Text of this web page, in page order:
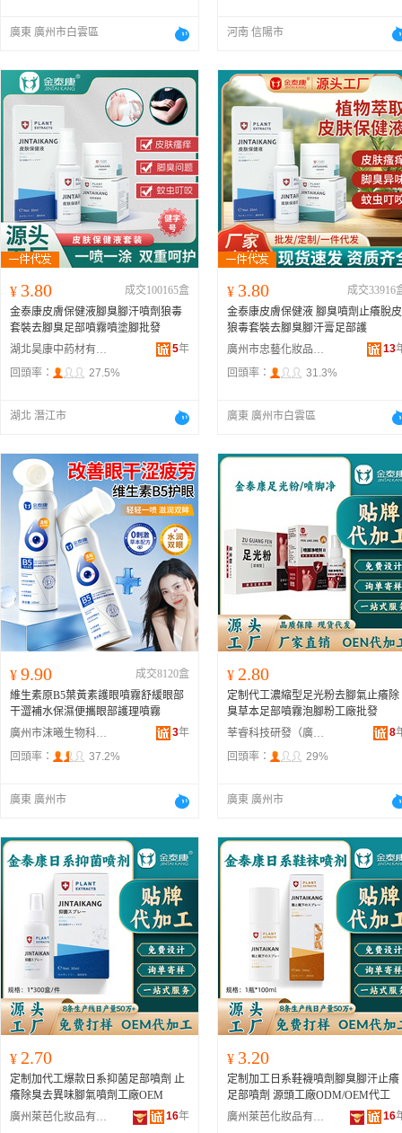
廣東 廣州市白雲區 河南 信陽市
¥ 3.80
成交100165盒
金泰康皮膚保健液腳臭腳汗噴劑狼毒
套裝去腳臭足部噴霧噴塗腳批發
湖北昊康中葯材有限公司
5年
回頭率：
27.5%
湖北 潛江市
¥ 3.80
成交33916
金泰康皮膚保健液 腳臭噴劑止癢脫皮
狼毒套裝去腳臭腳汗膏足部護
廣州市忠藝化妝品有限公司
13
回頭率：
31.3%
廣東 廣州市白雲區
¥ 9.90
成交8120盒
維生素原B5葉黃素護眼噴霧舒緩眼部
干澀補水保濕便攜眼部護理噴霧
廣州市沫曦生物科技有限公司
3年
回頭率：
37.2%
廣東 廣州市
¥ 2.80
定制代工濃縮型足光粉去腳氣止癢除
臭草本足部噴霧泡腳粉工廠批發
莘睿科技研發（廣州）有限公司
8
回頭率：
29%
廣東 廣州市
¥ 2.70
定制加代工爆款日系抑菌足部噴劑 止
癢除臭去異味腳氣噴劑工廠OEM
廣州萊芭化妝品有限公司
16年
¥ 3.20
定制加工日系鞋襪噴劑腳臭腳汗止癢
足部噴劑 源頭工廠ODM/OEM代工
廣州萊芭化妝品有限公司
16